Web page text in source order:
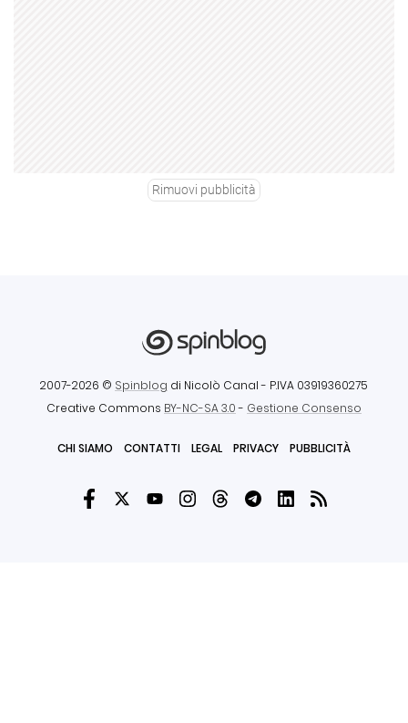
Rimuovi pubblicità
2007-2026 © Spinblog di Nicolò Canal - P.IVA 03919360275
Creative Commons BY-NC-SA 3.0- Gestione Consenso
CHI SIAMO CONTATTI LEGAL PRIVACY PUBBLICITÀ